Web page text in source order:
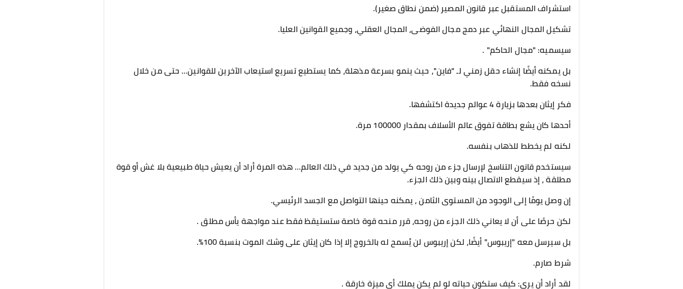
استشراف المستقبل عبر قانون المصير (ضمن نطاق صغير).
تشكيل المجال النهائي عبر دمج مجال الفوضى، المجال العقلي، وجميع القوانين العليا.
سيسميه: "مجال الحاكم" .
بل يمكنه أيضًا إنشاء حقل زمني لـ "فاين"، حيث ينمو بسرعة مذهلة، كما يستطيع تسريع استيعاب الآخرين للقوانين… حتى من خلال
نسخه فقط.
فكر إيثان بعدها بزيارة 4 عوالم جديدة اكتشفها.
أحدها كان يشع بطاقة تفوق عالم الأسلاف بمقدار 100000 مرة.
لكنه لم يخطط للذهاب بنفسه.
سيستخدم قانون التناسخ لإرسال جزء من روحه كي يولد من جديد في ذلك العالم… هذه المرة أراد أن يعيش حياة طبيعية بلا غش أو قوة
مطلقة ، إذ سيقطع الاتصال بينه وبين ذلك الجزء.
إن وصل يومًا إلى الوجود من المستوى الثامن ، يمكنه حينها التواصل مع الجسد الرئيسي.
لكن حرصًا على أن لا يعاني ذلك الجزء من روحه، قرر منحه قوة خاصة ستستيقظ فقط عند مواجهة يأس مطلق .
بل سيرسل معه "إريبوس" أيضًا، لكن إريبوس لن يُسمح له بالخروج إلا إذا كان إيثان على وشك الموت بنسبة 100%.
شرط صارم.
لقد أراد أن يرى: كيف ستكون حياته لو لم يكن يملك أي ميزة خارقة .